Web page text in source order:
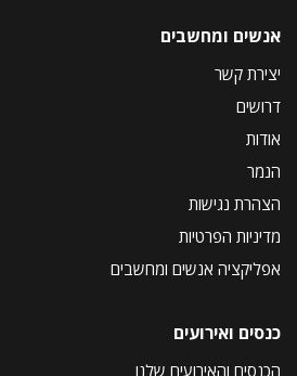
אנשים ומחשבים
יצירת קשר
דרושים
אודות
הנמר
הצהרת נגישות
מדיניות הפרטיות
אפליקציה אנשים ומחשבים
כנסים ואירועים
הכנסים והאירועים שלנו